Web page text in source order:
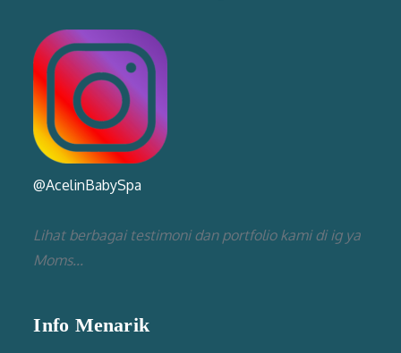
@AcelinBabySpa
Lihat berbagai testimoni dan portfolio kami di ig ya
Moms...
Info Menarik